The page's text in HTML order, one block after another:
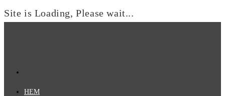
Site is Loading, Please wait...
HEM